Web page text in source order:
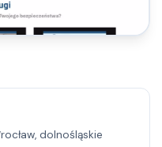
dolnośląskie